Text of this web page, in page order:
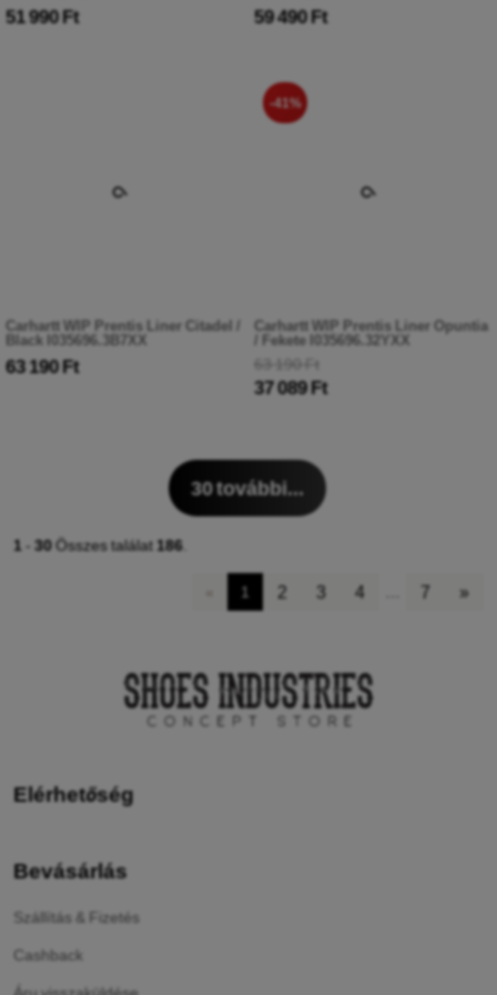
51 990 Ft 59 490 Ft
Carhartt WIP Prentis Liner Citadel /
Black I035696.3B7XX
63 190 Ft
-41%
Carhartt WIP Prentis Liner Opuntia
/ Fekete I035696.32YXX
63 190 Ft
37 089 Ft
30további...
1 - 30Összes találat 186
1 2 3 4 7 »
Elérhetőség
Bevásárlás
Szállítás & Fizetés
Cashback